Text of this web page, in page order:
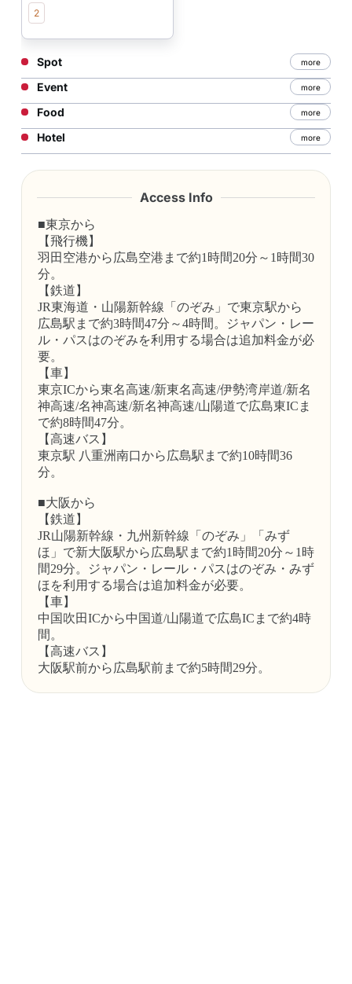
2
Spot more
Event more
Food more
Hotel more
Access Info
■東京から
【飛行機】
羽田空港から広島空港まで約1時間20分～1時間30
分。
【鉄道】
JR東海道・山陽新幹線「のぞみ」で東京駅から
広島駅まで約3時間47分～4時間。ジャパン・レー
ル・パスはのぞみを利用する場合は追加料金が必
要。
【車】
東京ICから東名高速/新東名高速/伊勢湾岸道/新名
神高速/名神高速/新名神高速/山陽道で広島東ICま
で約8時間47分。
【高速バス】
東京駅 八重洲南口から広島駅まで約10時間36
分。
■大阪から
【鉄道】
JR山陽新幹線・九州新幹線「のぞみ」「みず
ほ」で新大阪駅から広島駅まで約1時間20分～1時
間29分。ジャパン・レール・パスはのぞみ・みず
ほを利用する場合は追加料金が必要。
【車】
中国吹田ICから中国道/山陽道で広島ICまで約4時
間。
【高速バス】
大阪駅前から広島駅前まで約5時間29分。